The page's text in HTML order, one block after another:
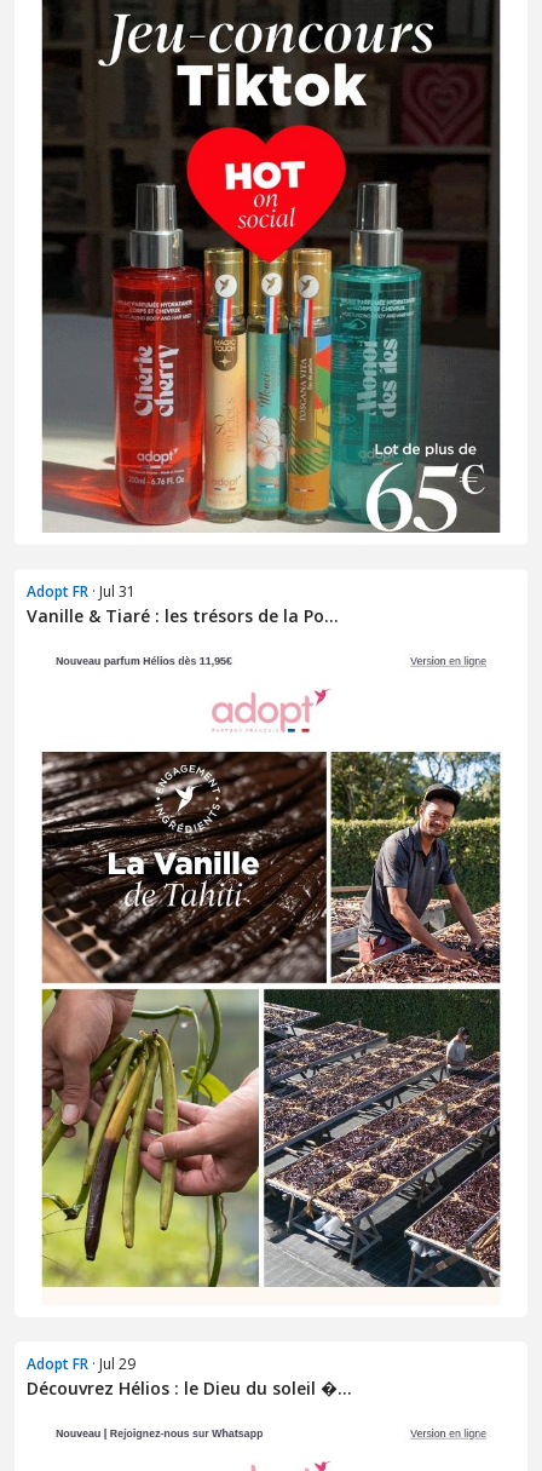
Adopt FR · Jul 31
Vanille & Tiaré : les trésors de la Po...
Adopt FR · Jul 29
Découvrez Hélios : le Dieu du soleil �...